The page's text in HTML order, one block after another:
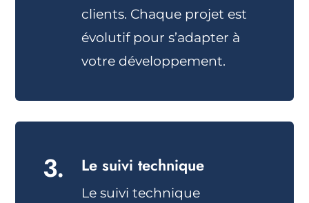
clients. Chaque projet est
évolutif pour s’adapter à
votre développement.
3. Le suivi technique
Le suivi technique